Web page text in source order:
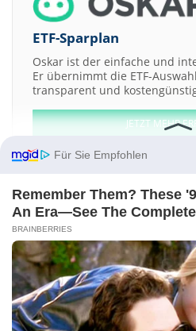
ETF-Sparplan
Oskar ist der einfache und
Er übernimmt die ETF-
transparent und
JETZT MEHR
Aktien ATX DAX EuroStoxx 50 Dow
Weitere
Agennix Volkswagen ExxonMobil
Kontakt-Impressum-
Sitemap-Datenschutz-Disclaimer-
Für Sie Empfohlen
Remember Them? These
An Era—See The
BRAINBERRIES